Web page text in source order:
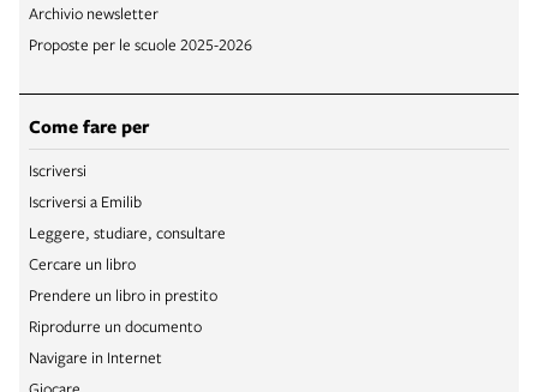
Archivio newsletter
Proposte per le scuole 2025-2026
Come fare per
Iscriversi
Iscriversi a Emilib
Leggere, studiare, consultare
Cercare un libro
Prendere un libro in prestito
Riprodurre un documento
Navigare in Internet